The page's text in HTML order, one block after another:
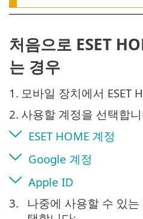
처음으로 ESET
는 경우
1. 모바일 장치에서 ESET
2. 사용할 계정을 선택합
ESET HOME 계정
Google 계정
Apple ID
3.
나중에 사용할 수 있